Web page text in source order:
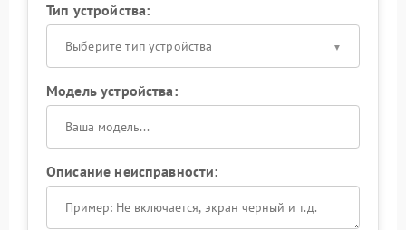
Тип устройства:
Выберите тип устройства
Модель устройства:
Описание неисправности: